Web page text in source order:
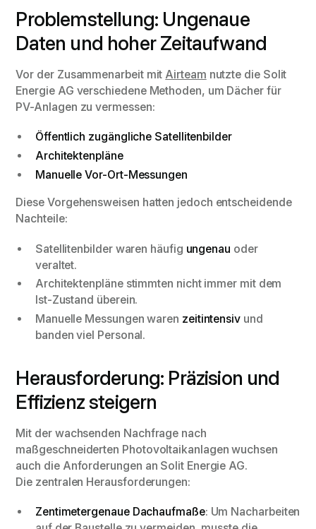
Problemstellung: Ungenaue
Daten und hoher Zeitaufwand
Vor der Zusammenarbeit mit Airteam nutzte die Solit
Energie AG verschiedene Methoden, um Dächer für
PV-Anlagen zu vermessen:
Öffentlich zugängliche Satellitenbilder
Architektenpläne
Manuelle Vor-Ort-Messungen
Diese Vorgehensweisen hatten jedoch entscheidende
Nachteile:
Satellitenbilder waren häufig ungenau oder
veraltet.
Architektenpläne stimmten nicht immer mit dem
Ist-Zustand überein.
Manuelle Messungen waren zeitintensiv und
banden viel Personal.
Herausforderung: Präzision und
Effizienz steigern
Mit der wachsenden Nachfrage nach
maßgeschneiderten Photovoltaikanlagen wuchsen
auch die Anforderungen an Solit Energie AG.
Die zentralen Herausforderungen:
Zentimetergenaue Dachaufmaße: Um Nacharbeiten